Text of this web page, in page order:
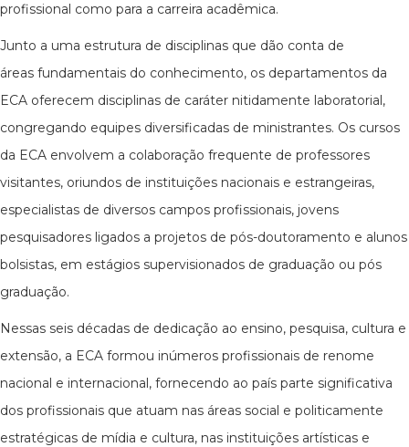
profissional como para a carreira acadêmica.
Junto a uma estrutura de disciplinas que dão conta de
áreas fundamentais do conhecimento, os departamentos da
ECA oferecem disciplinas de caráter nitidamente laboratorial,
congregando equipes diversificadas de ministrantes. Os cursos
da ECA envolvem a colaboração frequente de professores
visitantes, oriundos de instituições nacionais e estrangeiras,
especialistas de diversos campos profissionais, jovens
pesquisadores ligados a projetos de pós-doutoramento e alunos
bolsistas, em estágios supervisionados de graduação ou pós
graduação.
Nessas seis décadas de dedicação ao ensino, pesquisa, cultura e
extensão, a ECA formou inúmeros profissionais de renome
nacional e internacional, fornecendo ao país parte significativa
dos profissionais que atuam nas áreas social e politicamente
estratégicas de mídia e cultura, nas instituições artísticas e